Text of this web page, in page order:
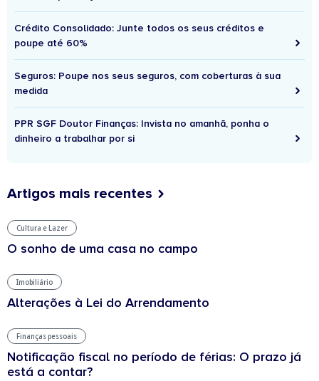
Crédito Consolidado: Junte todos os seus créditos e
poupe até 60%
Seguros: Poupe nos seus seguros, com coberturas à sua
medida
PPR SGF Doutor Finanças: Invista no amanhã, ponha o
dinheiro a trabalhar por si
Artigos mais recentes
Cultura e Lazer
O sonho de uma casa no campo
Imobiliário
Alterações à Lei do Arrendamento
Finanças pessoais
Notificação fiscal no período de férias: O prazo já
está a contar?